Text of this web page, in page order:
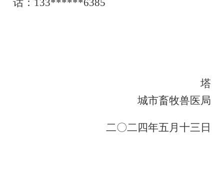
塔
城市畜牧兽医局
二〇二四年五月十三日